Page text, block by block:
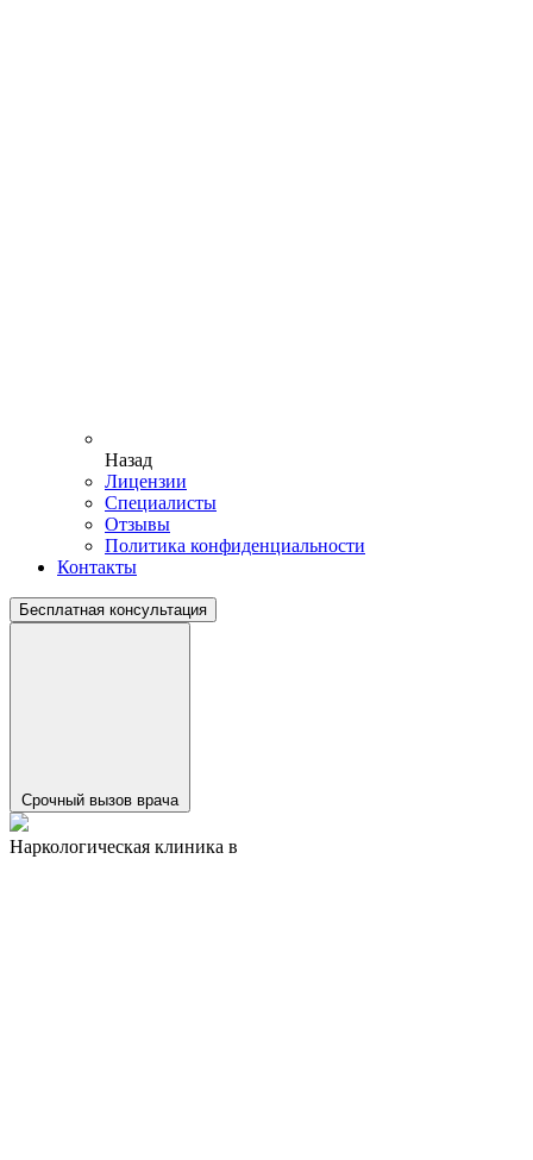
Назад
Лицензии
Специалисты
Отзывы
Политика конфиденциальности
Контакты
Бесплатная консультация
Срочный вызов врача
Наркологическая клиника в